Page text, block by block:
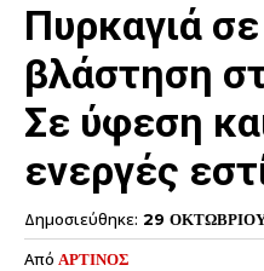
Πυρκαγιά
βλάστηση
Σε ύφεση
ενεργές
Δημοσιεύθηκε: 29
Από ΑΡΤΙΝΟΣ